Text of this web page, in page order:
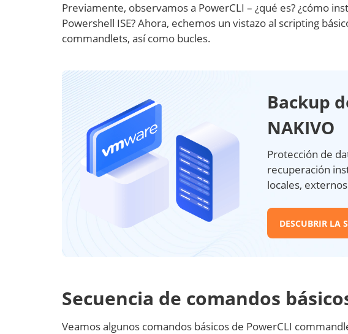
Previamente, observamos a PowerCLI – ¿qué es? ¿cómo
Powershell ISE? Ahora, echemos un vistazo al scripting
commandlets, así como bucles.
Backup
NAKIVO
Protección de
recuperación
locales,
DESCUBRIR LA
Secuencia de comandos
Veamos algunos comandos básicos de PowerCLI